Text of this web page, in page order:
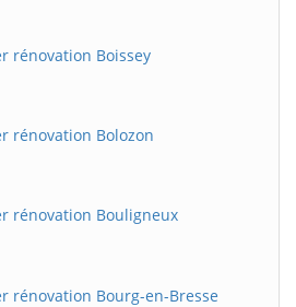
rénovation Boissey
rénovation Bolozon
rénovation Bouligneux
rénovation Bourg-en-Bresse